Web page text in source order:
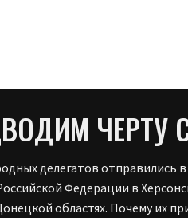
ЧЕРТУ
делегатов отправились
Федерации в
областях. Почему их